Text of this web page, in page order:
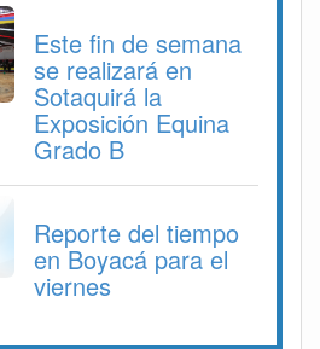
Este fin de semana
se realizará en
Sotaquirá la
Exposición Equina
Grado B
Reporte del tiempo
en Boyacá para el
viernes